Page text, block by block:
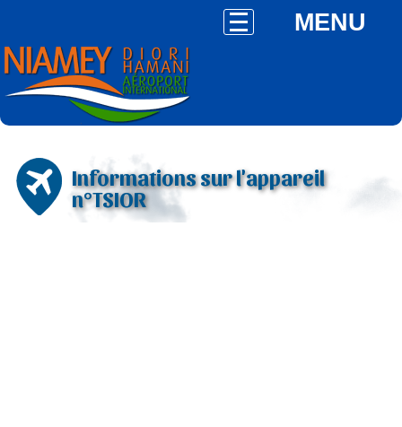
MENU
Informations sur l'appareil
n°TSIOR